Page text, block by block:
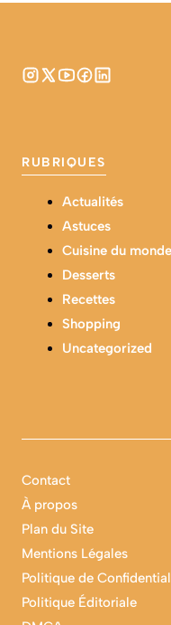
RUBRIQUES
Actualités
Astuces
Cuisine du monde
Desserts
Recettes
Shopping
Uncategorized
Contact
À propos
Plan du Site
Mentions Légales
Politique de
Politique Éditoriale